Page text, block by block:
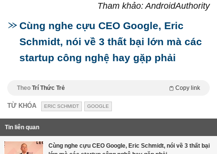
Tham khảo: AndroidAuthority
Cùng nghe cựu CEO Google, Eric
Schmidt, nói về 3 thất bại lớn mà các
startup công nghệ hay gặp phải
Theo Trí Thức Trẻ Copy link
TỪ KHÓA ERIC SCHMIDT GOOGLE
Tin liên quan
Cùng nghe cựu CEO Google, Eric Schmidt, nói về 3 thất bại